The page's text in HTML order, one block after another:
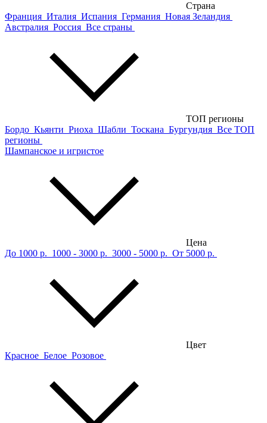
Страна
Франция Италия Испания Германия Новая Зеландия
Австралия Россия Все страны
ТОП регионы
Бордо Кьянти Риоха Шабли Тоскана Бургундия Все ТОП
регионы
Шампанское и игристое
Цена
До 1000 р. 1000 - 3000 р. 3000 - 5000 р. От 5000 р.
Цвет
Красное Белое Розовое